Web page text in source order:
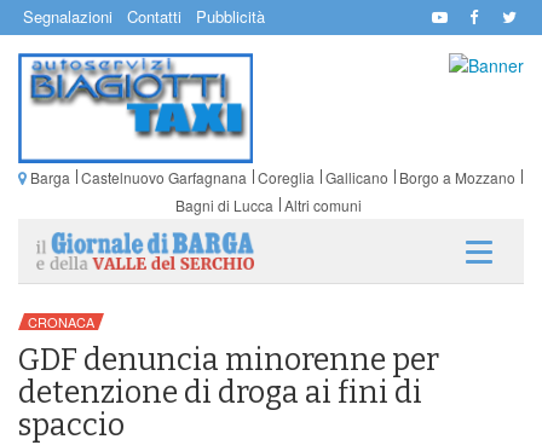
Segnalazioni Contatti Pubblicità
Barga Castelnuovo Garfagnana Coreglia Gallicano
Borgo a Mozzano
Bagni di Lucca Altri comuni
CRONACA
GDF denuncia minorenne per
detenzione di droga ai fini di
spaccio